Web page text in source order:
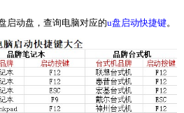
启动盘，查询电脑对应的u盘启动快捷键。